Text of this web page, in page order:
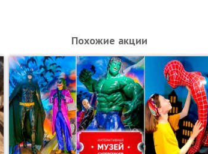
Похожие акции